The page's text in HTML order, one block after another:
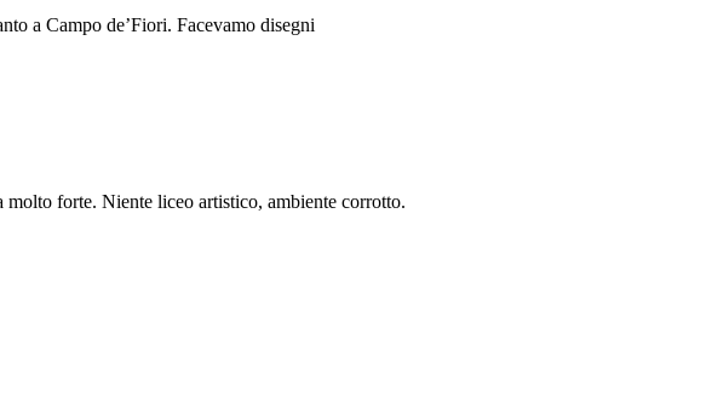
a Campo de’Fiori. Facevamo disegni
forte. Niente liceo artistico, ambiente corrotto.